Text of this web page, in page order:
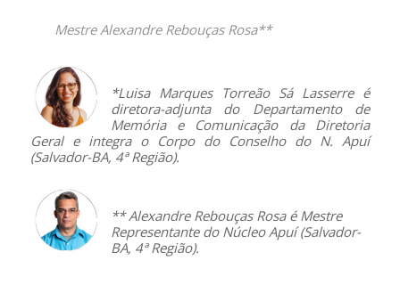
Mestre Alexandre Rebouças Rosa**
*Luisa Marques Torreão Sá Lasserre é
diretora-adjunta do Departamento de
Memória e Comunicação da Diretoria
Geral e integra o Corpo do Conselho do N. Apuí
(Salvador-BA, 4ª Região).
** Alexandre Rebouças Rosa é Mestre
Representante do Núcleo Apuí (Salvador-
BA, 4ª Região).